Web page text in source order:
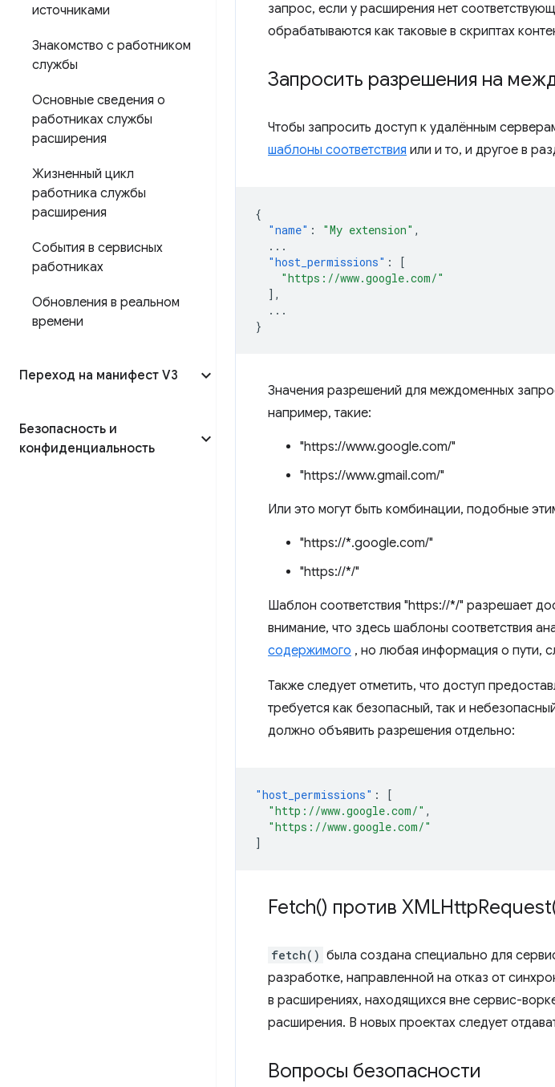
источниками
Знакомство с работником
службы
Основные сведения о
работниках службы
расширения
Жизненный цикл
работника службы
расширения
События в сервисных
работниках
Обновления в реальном
времени
Переход на манифест V3
Безопасность и
конфиденциальность
запрос, если у расширения нет
обрабатываются как таковые в скриптах
Запросить разрешения на
Чтобы запросить доступ к удалённым
шаблоны соответствия или и то, и другое в
{
"name" : "My extension" ,
...
"host_permissions" :
[
"https://www.google.com/"
],
...
}
Значения разрешений для междоменных
например, такие:
"https://www.google.com/"
"https://www.gmail.com/"
Или это могут быть комбинации, подобные
"https://*.google.com/"
"https://*/"
Шаблон соответствия "https://*/" разрешает
внимание, что здесь шаблоны соответствия
содержимого , но любая информация о пути,
Также следует отметить, что доступ
требуется как безопасный, так и
должно объявить разрешения отдельно:
"host_permissions" :
[
"http://www.google.com/" ,
"https://www.google.com/"
]
Fetch() против XMLHttp
fetch() была создана специально для
разработке, направленной на отказ от
в расширениях, находящихся вне сервис-
расширения. В новых проектах следует
Вопросы безопасности